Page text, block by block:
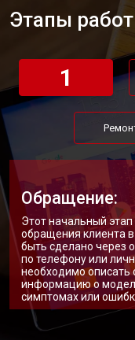
Этапы работ
1
Обращение:
Этот начальный
обращения клиента
быть сделано через
по телефону или
необходимо описать
информацию о
симптомах или